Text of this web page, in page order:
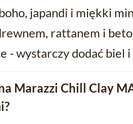
japandi i miękki
rattanem i
- wystarczy dodać biel
Marazzi Chill Clay